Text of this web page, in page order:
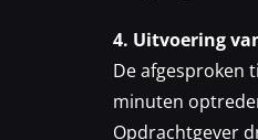
4. Uitvoering
De afgesproken
minuten
Opdrachtgever